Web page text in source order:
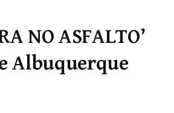
NO ASFALTO’
Albuquerque